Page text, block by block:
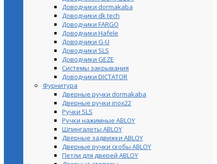
Доводчики dormakaba
Доводчики dk tech
Доводчики FARGO
Доводчики Hafele
Доводчики G-U
Доводчики SLS
Доводчики GEZE
Cистемы закрывания
Доводчики DICTATOR
Фурнитура
Дверные ручки dormakaba
Дверные ручки inox22
Ручки SLS
Ручки нажимные ABLOY
Шпингалеты ABLOY
Дверные задвижки ABLOY
Дверные ручки скобы ABLOY
Петли для дверей ABLOY